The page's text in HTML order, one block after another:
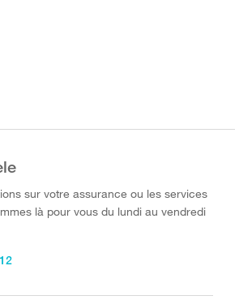
sur votre assurance ou les services
là pour vous du lundi au vendredi